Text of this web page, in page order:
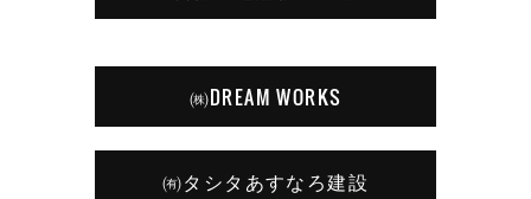
㈱DREAM WORKS
㈲タシタあすなろ建設